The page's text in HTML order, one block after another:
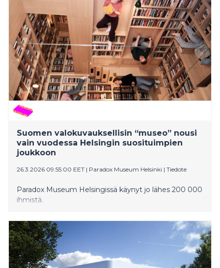
näiden olentojen olemassaolon muuntaa näyttelytilan
immersiiviseksi ympäristöksi, jossa marginaalisen
poliittisen liikkeen, posadismin, utopiset ajatukset
asettuvat vuoropuheluun avaruustutkimuksen
tieteellisten teorioiden kanssa. Näyttely on esillä 15.4.–
9.8.2026.
Suomen valokuvauksellisin “museo” nousi
vain vuodessa Helsingin suosituimpien
joukkoon
26.3.2026 09:55:00 EET | Paradox Museum Helsinki | Tiedote
Paradox Museum Helsingissä käynyt jo lähes 200 000
ihmistä.